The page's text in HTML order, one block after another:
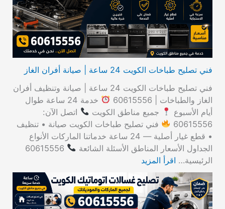
فني تصليح طباخات الكويت 24 ساعة | صيانة أفران الغاز
فني تصليح طباخات الكويت 24 ساعة | صيانة وتنظيف أفران
الغاز والطباخات | 60615556
خدمة 24 ساعة طوال
أيام الأسبوع
جميع مناطق الكويت
اتصل الآن:
60615556
فني تصليح طباخات الكويت صيانة • تنظيف
• قطع غيار أصلية — 24 ساعة خدماتنا الماركات الأنواع
الجداول الأسعار المناطق الأسئلة الشائعة
60615556
الرئيسية… اقرأ المزيد